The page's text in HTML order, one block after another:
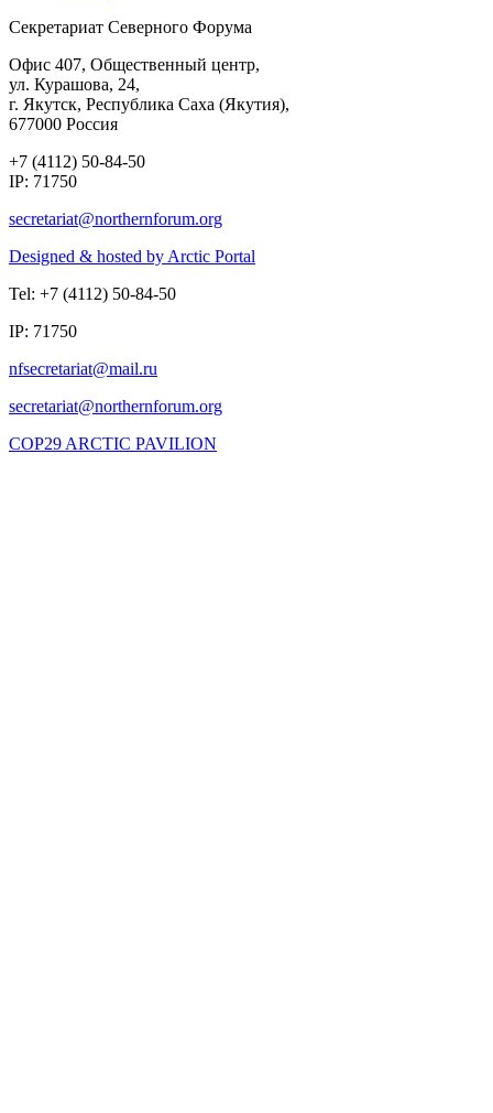
Секретариат Северного Форума
Офис 407, Общественный центр,
ул. Курашова, 24,
г. Якутск, Республика Саха (Якутия),
677000 Россия
+7 (4112) 50-84-50
IP: 71750
Designed & hosted by Arctic Portal
Tel: +7 (4112) 50-84-50
IP: 71750
COP29 ARCTIC PAVILION